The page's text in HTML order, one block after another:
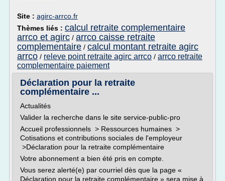
Site : agirc-arrco.fr
Thèmes liés : calcul retraite complementaire
arrco et agirc / arrco caisse retraite
complementaire / calcul montant retraite agirc
arrco / releve point retraite agirc arrco / arrco retraite
complementaire paiement
Déclaration pour la retraite
complémentaire ...
Actualités
Valider la recherche dans le site service-public-pro
Accueil professionnels > Ressources humaines >
Cotisations et contributions sociales de l'employeur
>Déclaration pour la retraite complémentaire
Votre abonnement a bien été pris en compte.
Vous serez alerté(e) par courriel dès que la page «
Déclaration pour la retraite complémentaire » sera mise à